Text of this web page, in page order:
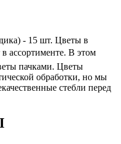
- 15 шт. Цветы в
ассортименте. В этом
пачками. Цветы
обработки, но мы
стебли перед